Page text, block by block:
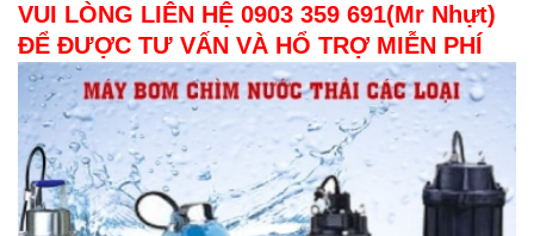
VUI LÒNG LIÊN HỆ 0903 359 691(Mr Nhựt)
ĐỂ ĐƯỢC TƯ VẤN VÀ HỔ TRỢ MIỄN PHÍ